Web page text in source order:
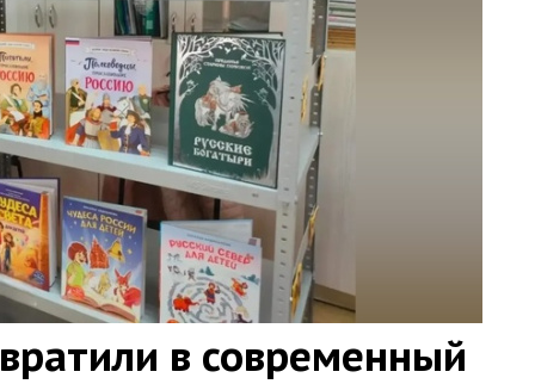
в современный